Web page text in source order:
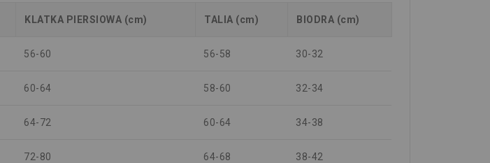
KLATKA PIERSIOWA (cm) TALIA (cm) BIODRA (cm)
56-60 56-58 30-32
60-64 58-60 32-34
64-72 60-64 34-38
72-80 64-68 38-42